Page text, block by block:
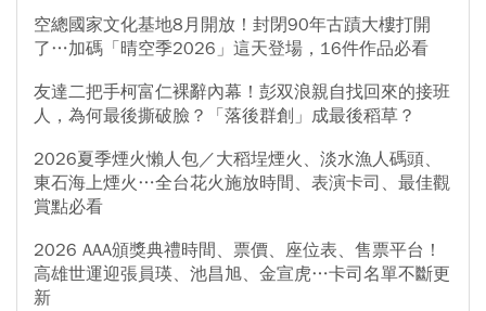
空總國家文化基地8月開放！封閉90年古蹟大樓打開
了…加碼「晴空季2026」這天登場，16件作品必看
友達二把手柯富仁裸辭內幕！彭双浪親自找回來的接班
人，為何最後撕破臉？「落後群創」成最後稻草？
2026夏季煙火懶人包／大稻埕煙火、淡水漁人碼頭、
東石海上煙火…全台花火施放時間、表演卡司、最佳觀
賞點必看
2026 AAA頒獎典禮時間、票價、座位表、售票平台！
高雄世運迎張員瑛、池昌旭、金宣虎…卡司名單不斷更
新